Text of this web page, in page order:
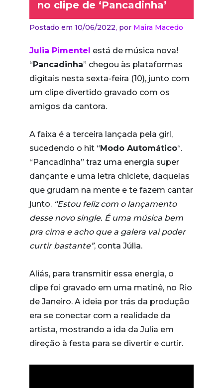
no clipe de ‘Pancadinha’
Postado em 10/06/2022, por Maira Macedo
Julia Pimentel está de música nova!
“Pancadinha” chegou às plataformas
digitais nesta sexta-feira (10), junto com
um clipe divertido gravado com os
amigos da cantora.
A faixa é a terceira lançada pela girl,
sucedendo o hit “Modo Automático“.
“Pancadinha” traz uma energia super
dançante e uma letra chiclete, daquelas
que grudam na mente e te fazem cantar
junto. “Estou feliz com o lançamento
desse novo single. É uma música bem
pra cima e acho que a galera vai poder
curtir bastante”, conta Júlia.
Aliás, para transmitir essa energia, o
clipe foi gravado em uma matinê, no Rio
de Janeiro. A ideia por trás da produção
era se conectar com a realidade da
artista, mostrando a ida da Julia em
direção à festa para se divertir e curtir.